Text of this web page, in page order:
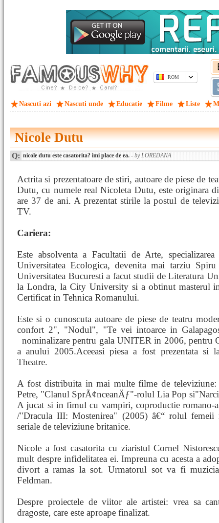
ROM
Nascuti azi Nascuti unde Educatie Filme Liste
Nicole Dutu
Q: nicole dutu este casatorita? imi place de ea. - by LOREDANA
Actrita si prezentatoare de stiri, autoare de piese de
Dutu, cu numele real Nicoleta Dutu, este originara
are 37 de ani. A prezentat stirile la postul de
TV.
Cariera:
Este absolventa a Facultatii de Arte,
Universitatea Ecologica, devenita mai tarziu
Universitatea Bucuresti a facut studii de Literatura
la Londra, la City University si a obtinut masterul
Certificat in Tehnica Romanului.
Este si o cunoscuta autoare de piese de teatru
confort 2", "Nodul", "Te vei intoarce in
nominalizare pentru gala UNITER in 2006, pentru
a anului 2005.Aceeasi piesa a fost prezentata si
Theatre.
A fost distribuita in mai multe filme de
Petre, "Clanul SprÃ¢nceanÄƒ"-rolul Lia Pop
A jucat si in fimul cu vampiri, coproductie romano-
/"Dracula III: Mostenirea" (2005) â€“ rolul femeii
seriale de televiziune britanice.
Nicole a fost casatorita cu ziaristul Cornel
mult despre infidelitatea ei. Impreuna cu acesta a
divort a ramas la sot. Urmatorul sot va fi
Feldman.
Despre proiectele de viitor ale artistei: vrea sa
dragoste, care este aproape finalizat.